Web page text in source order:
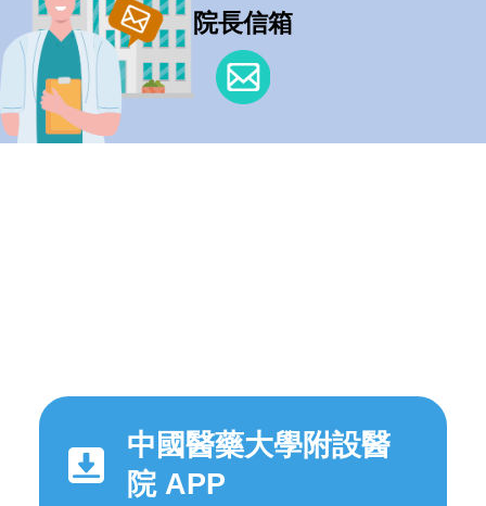
院長信箱
中國醫藥大學附設醫
院 APP